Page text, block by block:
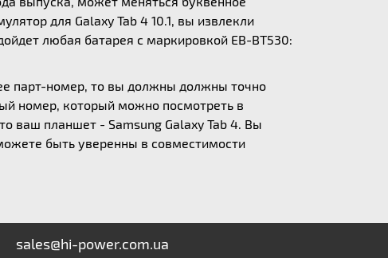
для Galaxy Tab 4 10.1, вы извлекли
любая батарея с маркировкой EB-BT530:
парт-номер, то вы должны должны точно
номер, который можно посмотреть в
ваш планшет - Samsung Galaxy Tab 4. Вы
быть уверенны в совместимости
sales@hi-power.com.ua